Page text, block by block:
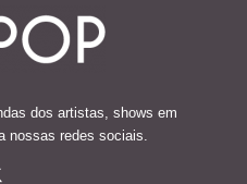
dos artistas, shows em
nossas redes sociais.